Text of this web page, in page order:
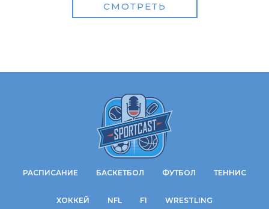
СМОТРЕТЬ
РАСПИСАНИЕ БАСКЕТБОЛ ФУТБОЛ ТЕННИС
ХОККЕЙ NFL F1 WRESTLING